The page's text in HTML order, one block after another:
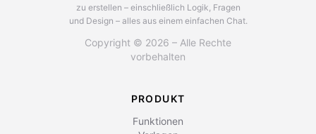
zu erstellen – einschließlich Logik, Fragen
und Design – alles aus einem einfachen Chat.
Copyright © 2026 – Alle Rechte
vorbehalten
PRODUKT
Funktionen